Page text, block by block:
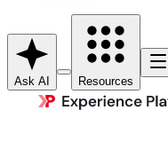
Ask AI Resources